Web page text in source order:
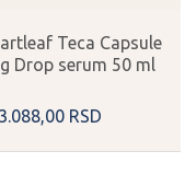
Teca Capsule
Drop serum 50 ml
00 RSD